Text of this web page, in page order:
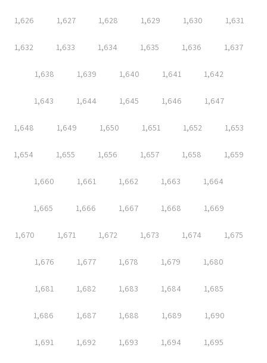
1,626 1,627 1,628 1,629 1,630 1,631
1,632 1,633 1,634 1,635 1,636 1,637
1,638 1,639 1,640 1,641 1,642
1,643 1,644 1,645 1,646 1,647
1,648 1,649 1,650 1,651 1,652 1,653
1,654 1,655 1,656 1,657 1,658 1,659
1,660 1,661 1,662 1,663 1,664
1,665 1,666 1,667 1,668 1,669
1,670 1,671 1,672 1,673 1,674 1,675
1,676 1,677 1,678 1,679 1,680
1,681 1,682 1,683 1,684 1,685
1,686 1,687 1,688 1,689 1,690
1,691 1,692 1,693 1,694 1,695